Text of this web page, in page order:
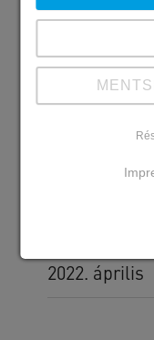
Zselickő -
2022. április